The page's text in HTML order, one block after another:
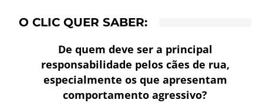
O CLIC QUER SABER:
De quem deve ser a principal
responsabilidade pelos cães de rua,
especialmente os que apresentam
comportamento agressivo?